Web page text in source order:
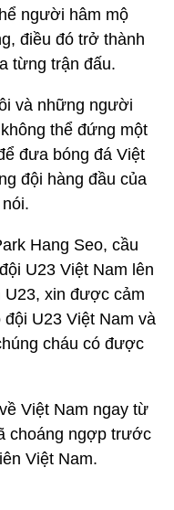
người hâm mộ
điều đó trở thành
từng trận đấu.
và những người
thể đứng một
đưa bóng đá Việt
đội hàng đầu của
Hang Seo, cầu
U23 Việt Nam lên
U23, xin được cảm
U23 Việt Nam và
cháu có được
Việt Nam ngay từ
choáng ngợp trước
Việt Nam.